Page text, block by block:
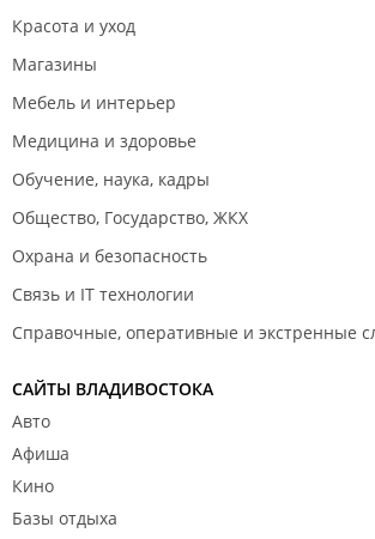
Красота и уход
Магазины
Мебель и интерьер
Медицина и здоровье
Обучение, наука, кадры
Общество, Государство, ЖКХ
Охрана и безопасность
Связь и IT технологии
Справочные, оперативные и экстренные
САЙТЫ ВЛАДИВОСТОКА
Авто
Афиша
Кино
Базы отдыха